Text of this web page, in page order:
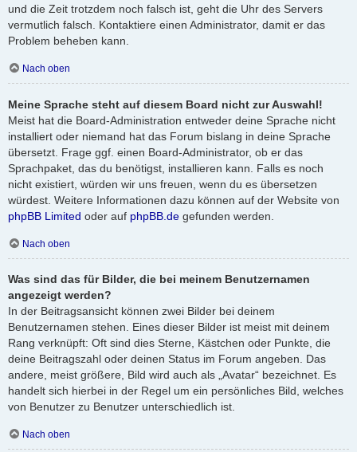
und die Zeit trotzdem noch falsch ist, geht die Uhr des Servers
vermutlich falsch. Kontaktiere einen Administrator, damit er das
Problem beheben kann.
Nach oben
Meine Sprache steht auf diesem Board nicht zur Auswahl!
Meist hat die Board-Administration entweder deine Sprache nicht
installiert oder niemand hat das Forum bislang in deine Sprache
übersetzt. Frage ggf. einen Board-Administrator, ob er das
Sprachpaket, das du benötigst, installieren kann. Falls es noch
nicht existiert, würden wir uns freuen, wenn du es übersetzen
würdest. Weitere Informationen dazu können auf der Website von
phpBB Limited oder auf phpBB.de gefunden werden.
Nach oben
Was sind das für Bilder, die bei meinem Benutzernamen
angezeigt werden?
In der Beitragsansicht können zwei Bilder bei deinem
Benutzernamen stehen. Eines dieser Bilder ist meist mit deinem
Rang verknüpft: Oft sind dies Sterne, Kästchen oder Punkte, die
deine Beitragszahl oder deinen Status im Forum angeben. Das
andere, meist größere, Bild wird auch als „Avatar“ bezeichnet. Es
handelt sich hierbei in der Regel um ein persönliches Bild, welches
von Benutzer zu Benutzer unterschiedlich ist.
Nach oben